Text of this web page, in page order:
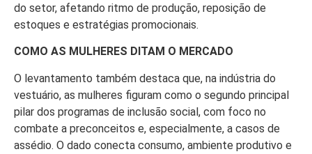
do setor, afetando ritmo de produção, reposição de
estoques e estratégias promocionais.
COMO AS MULHERES DITAM O MERCADO
O levantamento também destaca que, na indústria do
vestuário, as mulheres figuram como o segundo principal
pilar dos programas de inclusão social, com foco no
combate a preconceitos e, especialmente, a casos de
assédio. O dado conecta consumo, ambiente produtivo e